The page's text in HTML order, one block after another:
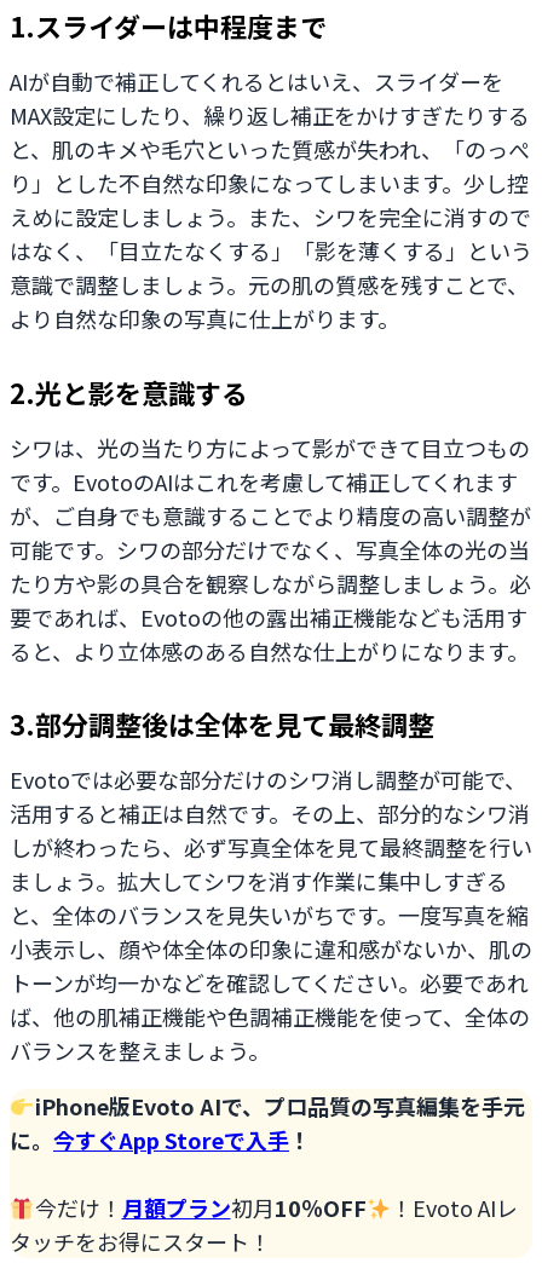
1.スライダーは中程度まで
AIが自動で補正してくれるとはいえ、スライダーを
MAX設定にしたり、繰り返し補正をかけすぎたりする
と、肌のキメや毛穴といった質感が失われ、「のっぺ
り」とした不自然な印象になってしまいます。少し控
えめに設定しましょう。また、シワを完全に消すので
はなく、「目立たなくする」「影を薄くする」という
意識で調整しましょう。元の肌の質感を残すことで、
より自然な印象の写真に仕上がります。
2.光と影を意識する
シワは、光の当たり方によって影ができて目立つもの
です。EvotoのAIはこれを考慮して補正してくれます
が、ご自身でも意識することでより精度の高い調整が
可能です。シワの部分だけでなく、写真全体の光の当
たり方や影の具合を観察しながら調整しましょう。必
要であれば、Evotoの他の露出補正機能なども活用す
ると、より立体感のある自然な仕上がりになります。
3.部分調整後は全体を見て最終調整
Evotoでは必要な部分だけのシワ消し調整が可能で、
活用すると補正は自然です。その上、部分的なシワ消
しが終わったら、必ず写真全体を見て最終調整を行い
ましょう。拡大してシワを消す作業に集中しすぎる
と、全体のバランスを見失いがちです。一度写真を縮
小表示し、顔や体全体の印象に違和感がないか、肌の
トーンが均一かなどを確認してください。必要であれ
ば、他の肌補正機能や色調補正機能を使って、全体の
バランスを整えましょう。
iPhone版Evoto AIで、プロ品質の写真編集を手元
に。 今すぐApp Storeで入手 ！
今だけ！ 月額プラン初月10％OFF
！Evoto AIレ
タッチをお得にスタート！